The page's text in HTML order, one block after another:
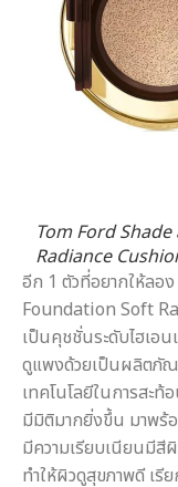
Tom Ford
Radiance
อีก 1 ตัวที่อยากให้ล
Foundation Soft
เป็นคุชชั่นระดับไฮเอน
ดูแพงด้วยเป็นผลิตภั
เทคโนโลยีในการสะ
มีมิติมากยิ่งขึ้น มาพร้
มีความเรียบเนียนมีสี
ทำให้ผิวดูสุขภาพดี เรี